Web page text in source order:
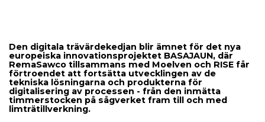
Den digitala trävärdekedjan blir ämnet för det nya
europeiska innovationsprojektet BASAJAUN, där
RemaSawco tillsammans med Moelven och RISE får
förtroendet att fortsätta utvecklingen av de
tekniska lösningarna och produkterna för
digitalisering av processen - från den inmätta
timmerstocken på sågverket fram till och med
limträtillverkning.